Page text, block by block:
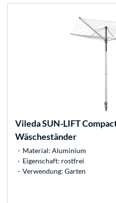
ViledaSUN-LIFT
Wäscheständer
Material: Aluminium
Eigenschaft: rostfrei
Verwendung: Garten